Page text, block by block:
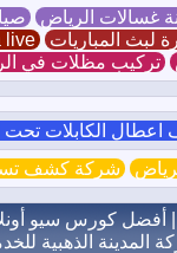
غسالات الرياض
لبث المباريات yalla live
تركيب مظلات في
الكابلات
شركة كشف
أفضل كورس سيو
المدينة الذهبية